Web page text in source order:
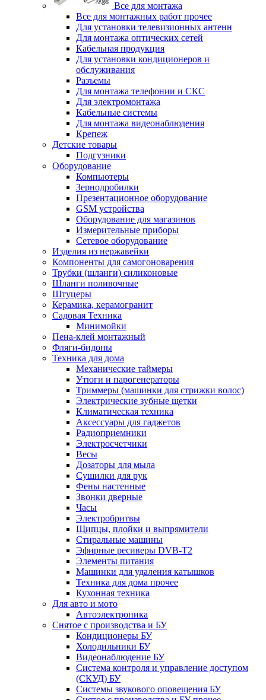
Все для монтажа
Все для монтажных работ прочее
Для установки телевизионных антенн
Для монтажа оптических сетей
Кабельная продукция
Для установки кондиционеров и
обслуживания
Разъемы
Для монтажа телефонии и СКС
Для электромонтажа
Кабельные системы
Для монтажа видеонаблюдения
Крепеж
Детские товары
Подгузники
Оборудование
Компьютеры
Зернодробилки
Презентационное оборудование
GSM устройства
Оборудование для магазинов
Измерительные приборы
Сетевое оборудование
Изделия из нержавейки
Компоненты для самогоноварения
Трубки (шланги) силиконовые
Шланги поливочные
Штуцеры
Керамика, керамогранит
Садовая Техника
Минимойки
Пена-клей монтажный
Фляги-бидоны
Техника для дома
Механические таймеры
Утюги и парогенераторы
Триммеры (машинки для стрижки волос)
Электрические зубные щетки
Климатическая техника
Аксессуары для гаджетов
Радиоприемники
Электросчетчики
Весы
Дозаторы для мыла
Сушилки для рук
Фены настенные
Звонки дверные
Часы
Электробритвы
Щипцы, плойки и выпрямители
Стиральные машины
Эфирные ресиверы DVB-T2
Элементы питания
Машинки для удаления катышков
Техника для дома прочее
Кухонная техника
Для авто и мото
Автоэлектроника
Снятое с производства и БУ
Кондиционеры БУ
Холодильники БУ
Видеонаблюдение БУ
Система контроля и управление доступом
(СКУД) БУ
Системы звукового оповещения БУ